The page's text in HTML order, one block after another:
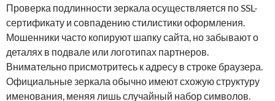
Проверка подлинности зеркала осуществляется по SSL-
сертификату и совпадению стилистики оформления.
Мошенники часто копируют шапку сайта, но забывают о
деталях в подвале или логотипах партнеров.
Внимательно присмотритесь к адресу в строке браузера.
Официальные зеркала обычно имеют схожую структуру
именования, меняя лишь случайный набор символов.